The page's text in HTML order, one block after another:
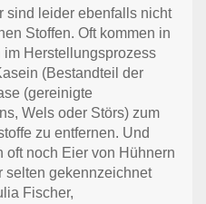
sind leider ebenfalls nicht
Stoffen. Oft kommen in
Herstellungsprozess
(Bestandteil der
(gereinigte
Wels oder Störs) zum
zu entfernen. Und
oft noch Eier von Hühnern
selten gekennzeichnet
Fischer,